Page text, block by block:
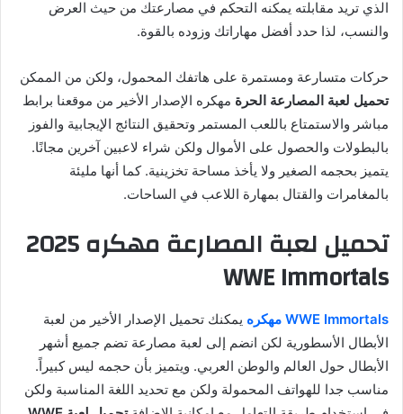
الذي تريد مقابلته يمكنه التحكم في مصارعتك من حيث العرض
والنسب، لذا حدد أفضل مهاراتك وزوده بالقوة.
حركات متسارعة ومستمرة على هاتفك المحمول، ولكن من الممكن
تحميل لعبة المصارعة الحرة مهكره الإصدار الأخير من موقعنا برابط
مباشر والاستمتاع باللعب المستمر وتحقيق النتائج الإيجابية والفوز
بالبطولات والحصول على الأموال ولكن شراء لاعبين آخرين مجانًا.
يتميز بحجمه الصغير ولا يأخذ مساحة تخزينية. كما أنها مليئة
بالمغامرات والقتال بمهارة اللاعب في الساحات.
تحميل لعبة المصارعة مهكره 2025
WWE Immortals
WWE Immortals مهكره
يمكنك تحميل الإصدار الأخير من لعبة
الأبطال الأسطورية لكن انضم إلى لعبة مصارعة تضم جميع أشهر
الأبطال حول العالم والوطن العربي. ويتميز بأن حجمه ليس كبيراً.
مناسب جدا للهواتف المحمولة ولكن مع تحديد اللغة المناسبة ولكن